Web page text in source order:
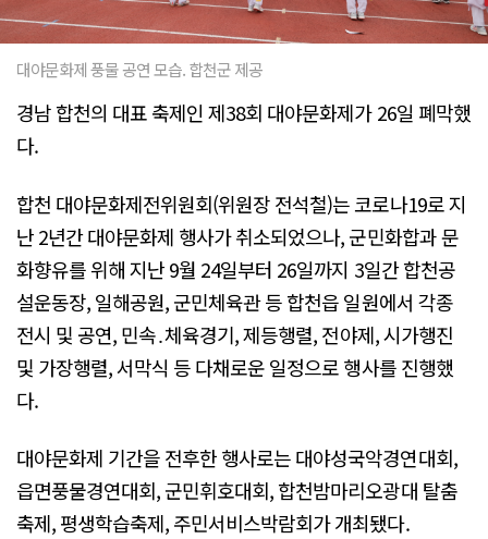
대야문화제 풍물 공연 모습. 합천군 제공
경남 합천의 대표 축제인 제38회 대야문화제가 26일 폐막했
다.
합천 대야문화제전위원회(위원장 전석철)는 코로나19로 지
난 2년간 대야문화제 행사가 취소되었으나, 군민화합과 문
화향유를 위해 지난 9월 24일부터 26일까지 3일간 합천공
설운동장, 일해공원, 군민체육관 등 합천읍 일원에서 각종
전시 및 공연, 민속․체육경기, 제등행렬, 전야제, 시가행진
및 가장행렬, 서막식 등 다채로운 일정으로 행사를 진행했
다.
대야문화제 기간을 전후한 행사로는 대야성국악경연대회,
읍면풍물경연대회, 군민휘호대회, 합천밤마리오광대 탈춤
축제, 평생학습축제, 주민서비스박람회가 개최됐다.